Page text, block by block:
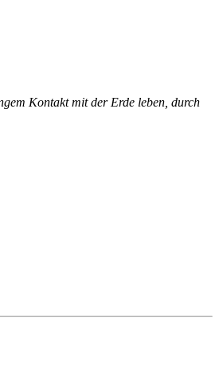
Kontakt mit der Erde leben, durch